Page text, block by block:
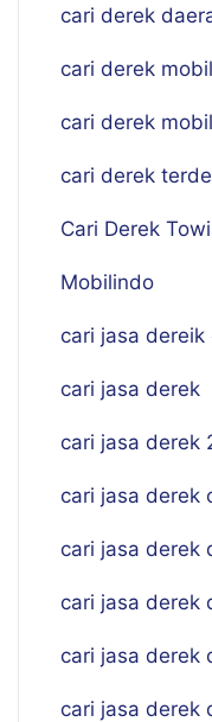
cari derek
cari derek
cari derek
cari derek
Cari Derek
Mobilindo
cari jasa
cari jasa derek
cari jasa derek
cari jasa derek
cari jasa derek
cari jasa derek
cari jasa derek
cari jasa derek